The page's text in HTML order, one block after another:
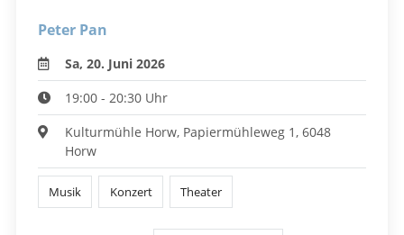
Peter Pan
Sa, 20. Juni 2026
19:00 - 20:30 Uhr
Kulturmühle Horw, Papiermühleweg 1, 6048
Horw
Musik Konzert Theater